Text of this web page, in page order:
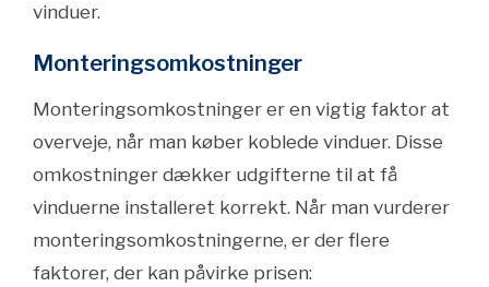
vinduer.
Monteringsomkostninger
Monteringsomkostninger er en vigtig faktor at
overveje, når man køber koblede vinduer. Disse
omkostninger dækker udgifterne til at få
vinduerne installeret korrekt. Når man vurderer
monteringsomkostningerne, er der flere
faktorer, der kan påvirke prisen: